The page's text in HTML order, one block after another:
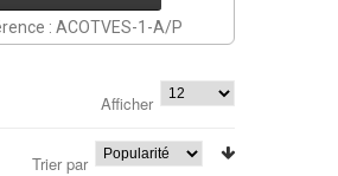
: ACOTVES-1-A/P
Afficher
Trier par